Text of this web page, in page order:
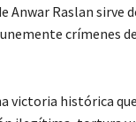
Anwar Raslan
crímenes
victoria histórica